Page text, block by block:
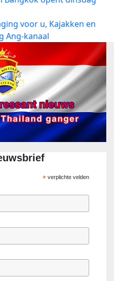
voor u, Kajakken en
Ang-kanaal
*verplichte velden